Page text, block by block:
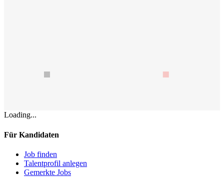
Loading...
Für Kandidaten
Job finden
Talentprofil anlegen
Gemerkte Jobs